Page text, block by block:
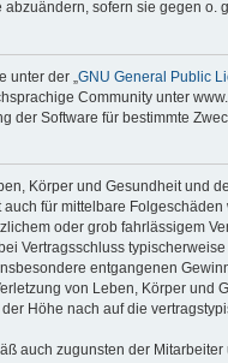
sofern sie gegen
der „ GNU General Public
Community unter
Software für bestimmte
Körper und Gesundheit
für mittelbare
oder grob fahrlässigem
Vertragsschluss
entgangenen
von Leben, Körper
Höhe nach auf die
auch zugunsten der